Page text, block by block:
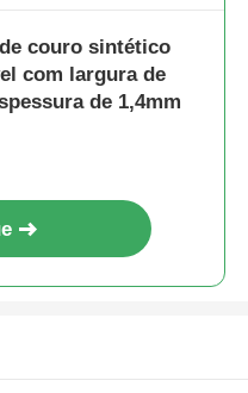
couro sintético
com largura de
de 1,4mm